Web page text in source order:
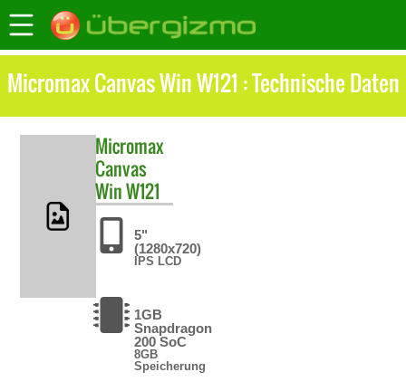
Micromax Canvas Win W121 : Technische Daten
Micromax
Canvas
Win W121
5"
(1280x720)
IPS LCD
1GB
Snapdragon
200 SoC
8GB
Speicherung